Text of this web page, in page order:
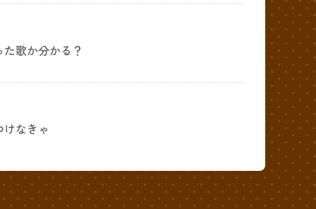
歌か分かる？
なきゃ